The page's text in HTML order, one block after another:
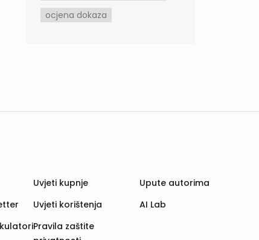
ocjena dokaza
Uvjeti kupnje
Uvjeti korištenja
Pravila zaštite
Upute autorima
AI Lab